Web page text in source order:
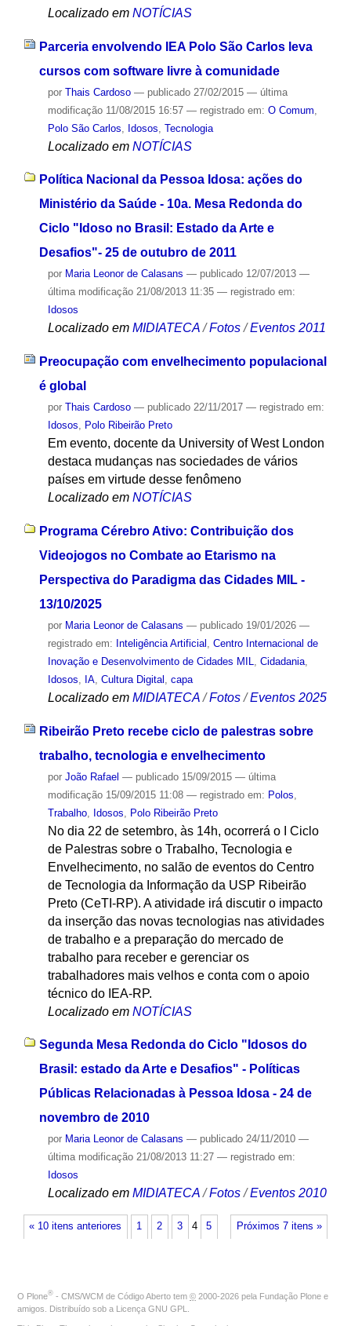
Localizado em NOTÍCIAS
Parceria envolvendo IEA Polo São Carlos leva
cursos com software livre à comunidade
por Thais Cardoso — publicado27/02/2015 — última
modificação11/08/2015 16:57 — registrado em: O Comum
Polo São Carlos
Idosos Tecnologia
Localizado em NOTÍCIAS
Política Nacional da Pessoa Idosa: ações do
Ministério da Saúde - 10a. Mesa Redonda do
Ciclo "Idoso no Brasil: Estado da Arte e
Desafios"- 25 de outubro de 2011
por Maria Leonor de Calasans — publicado12/07/2013 —
última modificação21/08/2013 11:35 — registrado em:
Idosos
Localizado em MIDIATECA /Fotos /Eventos 2011
Preocupação com envelhecimento populacional
é global
por Thais Cardoso — publicado22/11/2017 — registrado em:
Idosos, Polo Ribeirão Preto
Em evento, docente da University of West London
destaca mudanças nas sociedades de vários
países em virtude desse fenômeno
Localizado em NOTÍCIAS
Programa Cérebro Ativo: Contribuição dos
Videojogos no Combate ao Etarismo na
Perspectiva do Paradigma das Cidades MIL -
13/10/2025
por Maria Leonor de Calasans — publicado19/01/2026 —
registrado em: Inteligência Artificial
Centro Internacional de
Inovação e Desenvolvimento de Cidades MIL
Cidadania,
Idosos
IA, Cultura Digital capa
Localizado em MIDIATECA /Fotos /Eventos 2025
Ribeirão Preto recebe ciclo de palestras sobre
trabalho, tecnologia e envelhecimento
por João Rafael — publicado15/09/2015 — última
modificação15/09/2015 11:08 — registrado em: Polos
Trabalho, Idosos Polo Ribeirão Preto
No dia 22 de setembro, às 14h, ocorrerá o I Ciclo
de Palestras sobre o Trabalho, Tecnologia e
Envelhecimento, no salão de eventos do Centro
de Tecnologia da Informação da USP Ribeirão
Preto (CeTI-RP). A atividade irá discutir o impacto
da inserção das novas tecnologias nas atividades
de trabalho e a preparação do mercado de
trabalho para receber e gerenciar os
trabalhadores mais velhos e conta com o apoio
técnico do IEA-RP.
Localizado em NOTÍCIAS
Segunda Mesa Redonda do Ciclo "Idosos do
Brasil: estado da Arte e Desafios" - Políticas
Públicas Relacionadas à Pessoa Idosa - 24 de
novembro de 2010
por Maria Leonor de Calasans — publicado24/11/2010 —
última modificação21/08/2013 11:27 — registrado em:
Idosos
Localizado em MIDIATECA /Fotos /Eventos 2010
« 10 itens anteriores Próximos 7 itens »
1 2 3 4 5
O Plone® - CMS/WCM de Código Aberto tem © 2000-2026 pela Fundação Plone e
amigos. Distribuído sob a Licença GNU GPL